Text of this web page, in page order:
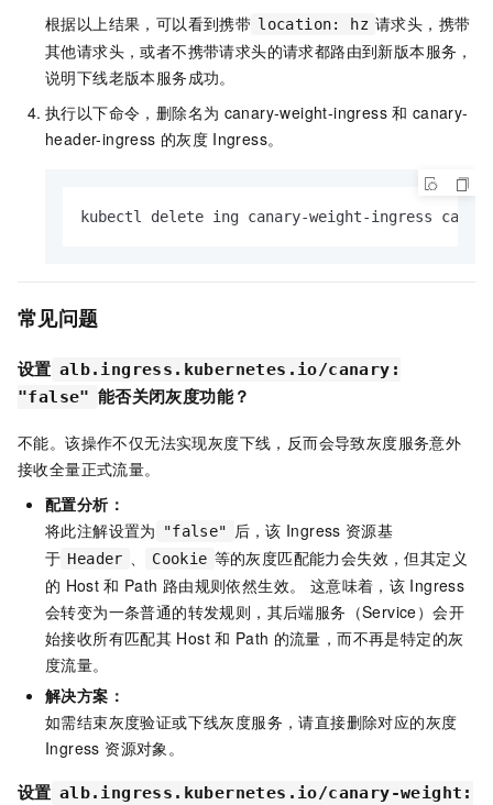
根据以上结果，可以看到携带 location: hz 请求头，携带
其他请求头，或者不携带请求头的请求都路由到新版本服务，
说明下线老版本服务成功。
执行以下命令，删除名为 canary-weight-ingress 和 canary-
header-ingress 的灰度 Ingress。
kubectl delete ing canary-weight-ingress
常见问题
设置 alb.ingress.kubernetes.io/canary:
"false" 能否关闭灰度功能？
不能。该操作不仅无法实现灰度下线，反而会导致灰度服务意外
接收全量正式流量。
配置分析：
将此注解设置为
"false" 后，该 Ingress 资源基
于 Header Cookie 等的灰度匹配能力会失效，但其定义
的 Host 和 Path 路由规则依然生效。 这意味着，该 Ingress
会转变为一条普通的转发规则，其后端服务（Service）会开
始接收所有匹配其 Host 和 Path 的流量，而不再是特定的灰
度流量。
解决方案：
如需结束灰度验证或下线灰度服务，请直接删除对应的灰度
Ingress 资源对象。
设置 alb.ingress.kubernetes.io/canary-weight: